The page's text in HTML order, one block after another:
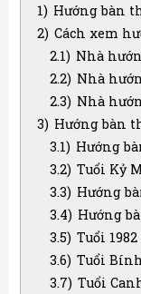
1) Hướng bàn
2) Cách xem
2.1) Nhà
2.2) Nhà
2.3) Nhà
3) Hướng bàn
3.1) Hướng
3.2) Tuổi Kỷ
3.3) Hướng
3.4) Hướng
3.5) Tuổi
3.6) Tuổi
3.7) Tuổi